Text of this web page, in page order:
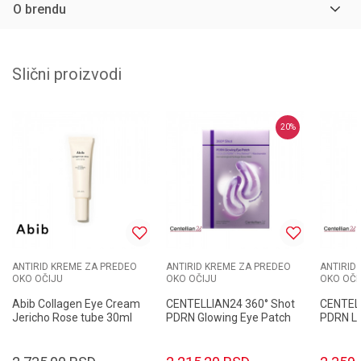
O brendu
Slični proizvodi
ANTIRID KREME ZA PREDEO
OKO OČIJU
Abib Collagen Eye Cream
Jericho Rose tube 30ml
20%
ANTIRID KREME ZA PREDEO
OKO OČIJU
CENTELLIAN24 360° Shot
PDRN Glowing Eye Patch
ANTIRID
OKO
PDRN